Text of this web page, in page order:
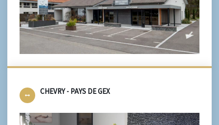
CHEVRY - PAYS DE GEX